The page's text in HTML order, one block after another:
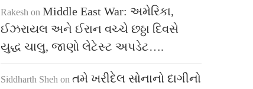
Rakesh on Middle East War: અમેરિકા,
ઈઝરાયલ અને ઈરાન વચ્ચે છઠ્ઠા દિવસે
યુદ્ધ ચાલુ, જાણો લેટેસ્ટ અપડેટ….
Siddharth Sheh on તમે ખરીદેલ સોનાનો દાગીનો